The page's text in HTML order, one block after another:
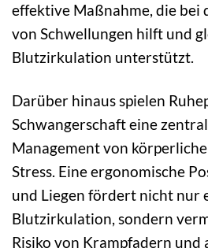
effektive Maßnahme, die bei
von Schwellungen hilft und
Blutzirkulation unterstützt.
Darüber hinaus spielen
Schwangerschaft eine
Management von
Stress. Eine ergonomische
und Liegen fördert nicht nur
Blutzirkulation, sondern
Risiko von Krampfadern und